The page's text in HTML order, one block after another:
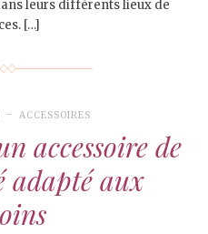
leurs différents lieux de
[…]
ACCESSOIRES
accessoire de
adapté aux